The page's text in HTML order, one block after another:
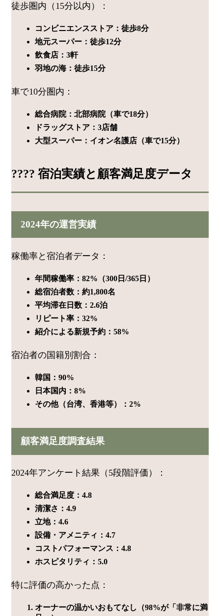
徒歩圏内（15分以内）：
コンビニエンスストア：徒歩8分
地元スーパー：徒歩12分
飲食店：3軒
羽地の海：徒歩15分
車で10分圏内：
総合病院：北部病院（車で18分）
ドラッグストア：3店舗
大型スーパー：イオン名護店（車で15分）
???? 宿泊実績と顧客満足度データ
2024年の運営実績
稼働率と宿泊者データ：
年間稼働率：82%（300日/365日）
総宿泊者数：約1,800名
平均滞在日数：2.6泊
リピート率：32%
紹介による新規予約：58%
宿泊者の国籍別割合：
韓国：90%
日本国内：8%
その他（台湾、香港等）：2%
顧客満足度調査結果
2024年アンケート結果（5段階評価）：
総合満足度：4.8
清潔さ：4.9
立地：4.6
設備・アメニティ：4.7
コストパフォーマンス：4.8
ホスピタリティ：5.0
特に評価の高かった点：
オーナーの温かいおもてなし（98%が「非常に満